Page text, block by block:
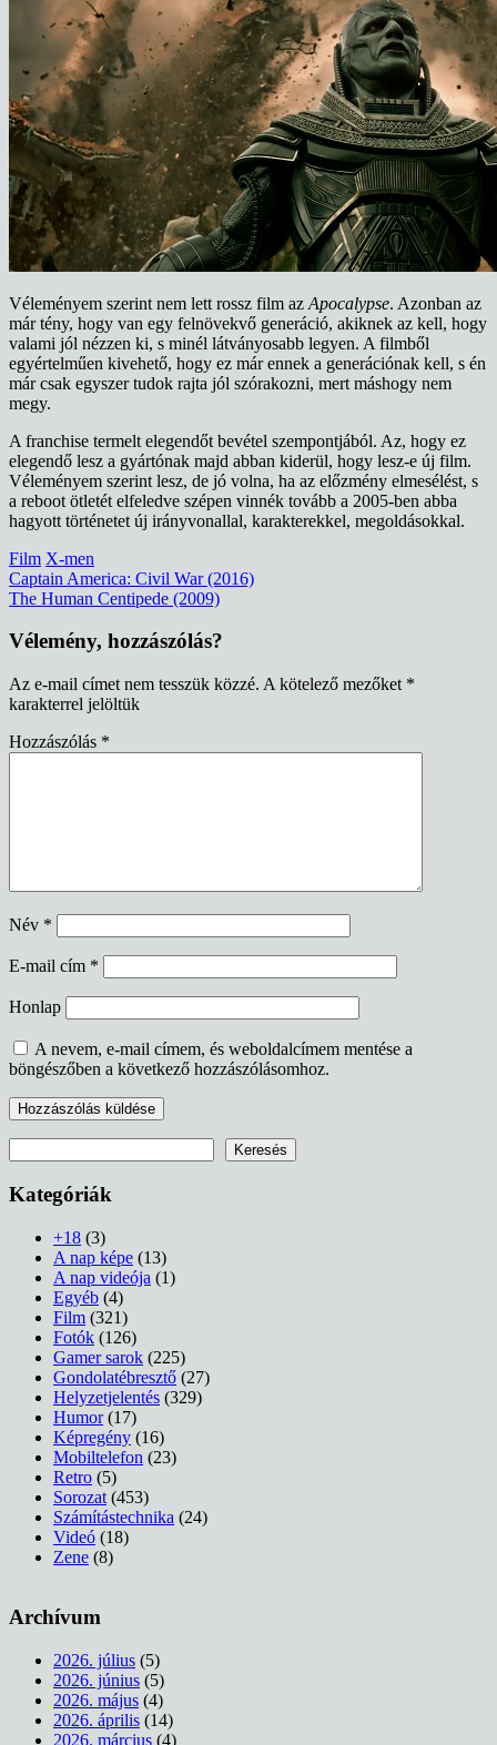
Véleményem szerint nem lett rossz film az Apocalypse. Azonban az
már tény, hogy van egy felnövekvő generáció, akiknek az kell, hogy
valami jól nézzen ki, s minél látványosabb legyen. A filmből
egyértelműen kivehető, hogy ez már ennek a generációnak kell, s én
már csak egyszer tudok rajta jól szórakozni, mert máshogy nem
megy.
A franchise termelt elegendőt bevétel szempontjából. Az, hogy ez
elegendő lesz a gyártónak majd abban kiderül, hogy lesz-e új film.
Véleményem szerint lesz, de jó volna, ha az előzmény elmesélést, s
a reboot ötletét elfeledve szépen vinnék tovább a 2005-ben abba
hagyott történetet új irányvonallal, karakterekkel, megoldásokkal.
Film X-men
Bejegyzés
navigáció
Captain America: Civil War (2016)
The Human Centipede (2009)
Vélemény, hozzászólás?
Az e-mail címet nem tesszük közzé. A kötelező mezőket *
karakterrel jelöltük
Hozzászólás *
Név *
E-mail cím *
Honlap
A nevem, e-mail címem, és weboldalcímem mentése a
böngészőben a következő hozzászólásomhoz.
Keresés
Kategóriák
+18 (3)
A nap képe (13)
A nap videója (1)
Egyéb (4)
Film (321)
Fotók (126)
Gamer sarok (225)
Gondolatébresztő (27)
Helyzetjelentés (329)
Humor(17)
Képregény (16)
Mobiltelefon (23)
Retro (5)
Sorozat (453)
Számítástechnika (24)
Videó (18)
Zene (8)
Archívum
2026. július (5)
2026. június (5)
2026. május (4)
2026. április (14)
2026. március (4)